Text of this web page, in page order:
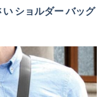
ショルダー バッグ